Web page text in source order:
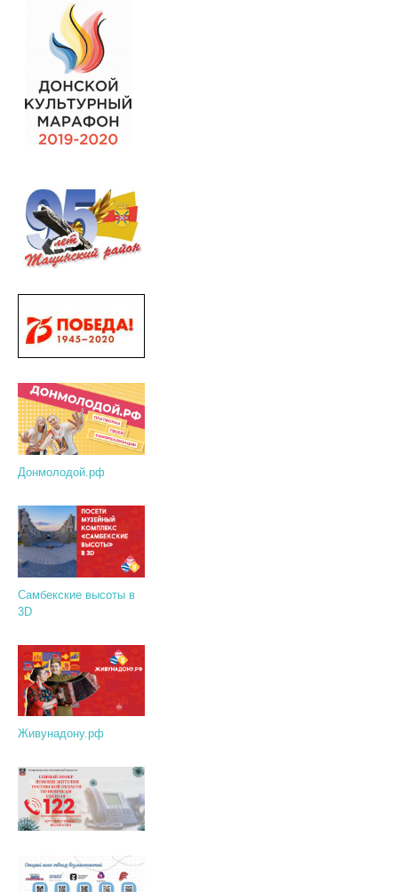
Донмолодой.рф
Самбекские высоты в
3D
Живунадону.рф